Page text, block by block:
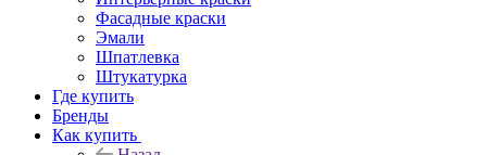
Фасадные краски
Эмали
Шпатлевка
Штукатурка
Где купить
Бренды
Как купить